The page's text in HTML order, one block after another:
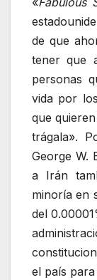
de que
tener que
personas
vida por
que
trágala».
George W.
a Irán
minoría en
del
el país